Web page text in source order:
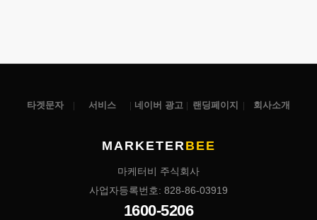
타겟문자 서비스 네이버 광고 랜딩페이지 회사소개
MARKETERBEE
마케터비 주식회사
사업자등록번호: 828-86-03919
1600-5206